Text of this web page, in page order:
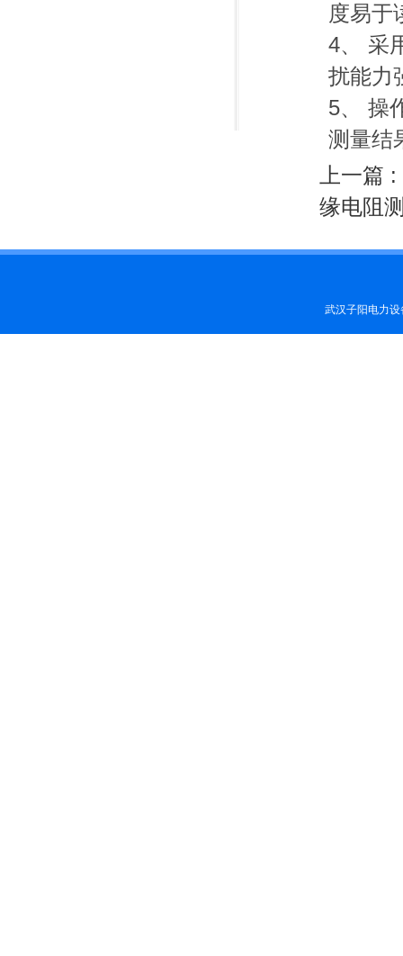
度易于
4、 采
扰能力
5、 操
测量结
上一篇 :
缘电阻
武汉子阳电力